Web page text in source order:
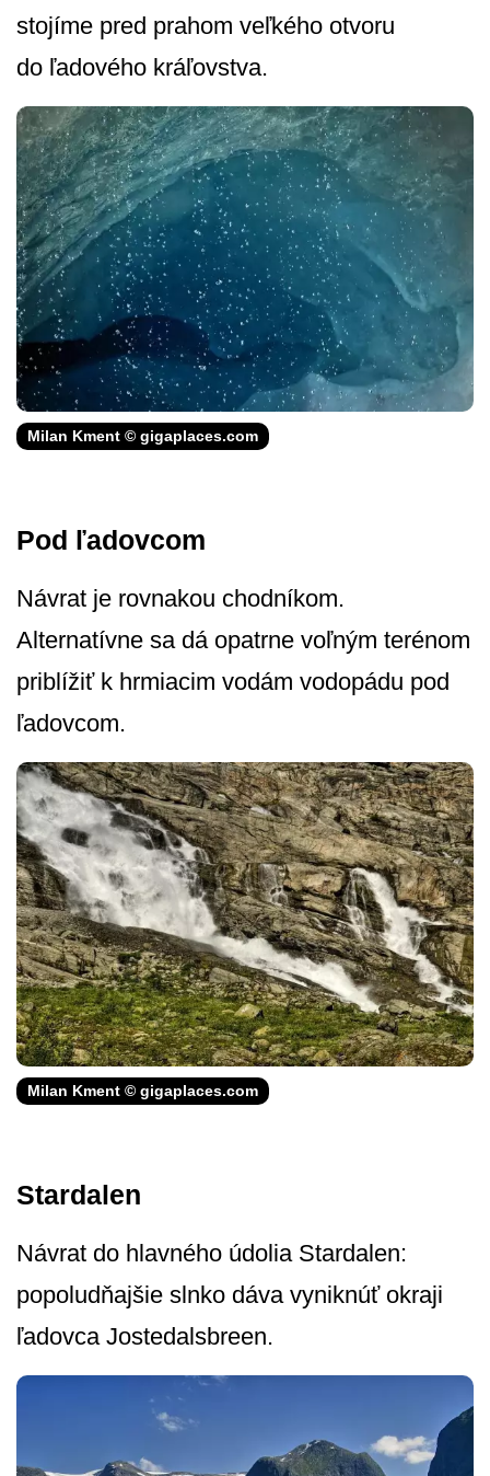
stojíme pred prahom veľkého otvoru
do ľadového kráľovstva.
Milan Kment © gigaplaces.com
Pod ľadovcom
Návrat je rovnakou chodníkom.
Alternatívne sa dá opatrne voľným terénom
priblížiť k hrmiacim vodám vodopádu pod
ľadovcom.
Milan Kment © gigaplaces.com
Stardalen
Návrat do hlavného údolia Stardalen:
popoludňajšie slnko dáva vyniknúť okraji
ľadovca Jostedalsbreen.